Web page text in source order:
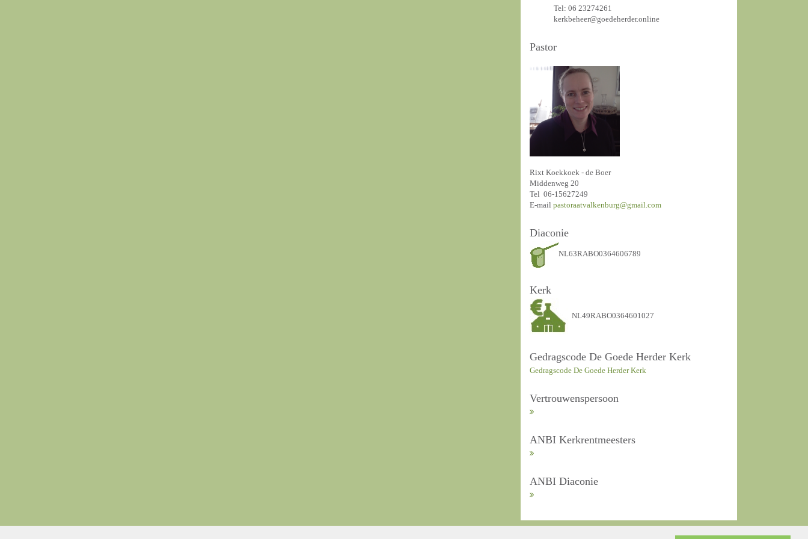
Tel: 06 23274261
kerkbeheer@goedeherder.online
Pastor
Rixt Koekkoek - de Boer
Middenweg 20
Tel 06-15627249
E-mailpastoraatvalkenburg@gmail.com
Diaconie
NL63RABO0364606789
Kerk
NL49RABO0364601027
Gedragscode De Goede Herder Kerk
Gedragscode De Goede Herder Kerk
Vertrouwenspersoon
ANBI Kerkrentmeesters
ANBI Diaconie